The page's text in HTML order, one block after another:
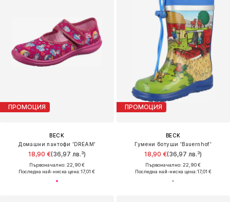
ПРОМОЦИЯ
BECK
Домашни пантофи 'DREAM'
18,90 €(36,97 лв.³)
Първоначално: 22,90 €
Последна най-ниска цена:17,01 €
ПРОМОЦИЯ
BECK
Гумени ботуши 'Bauernhof'
18,90 €(36,97 лв.³)
Първоначално: 22,90 €
Последна най-ниска цена:17,01 €